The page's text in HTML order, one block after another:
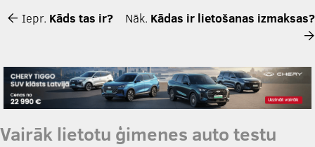
Iepr. Kāds tas ir? Nāk. Kādas ir lietošanas izmaksas?
Vairāk lietotu ģimenes auto testu